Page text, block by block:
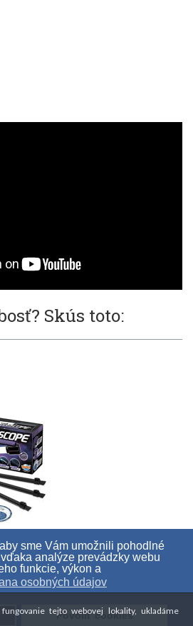
sme Vám umožnili pohodlné
analýze prevádzky webu
funkcie, výkon a
osobných údajov
Povoliť cookies
Skús toto:
s priemerom
tejto webovej lokality, ukladáme